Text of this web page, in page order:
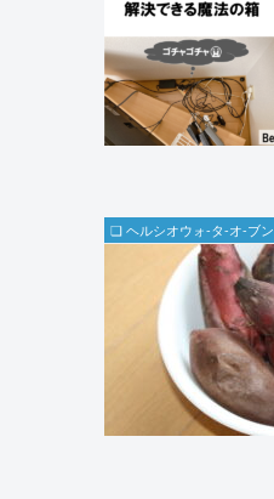
❏ ヘルシオウォ-タ-オ-ブン